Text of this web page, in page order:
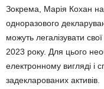
Зокрема, Марія Кохан
одноразового
можуть легалізувати
2023 року. Для цього
електронному вигляді і
задекларованих активів.